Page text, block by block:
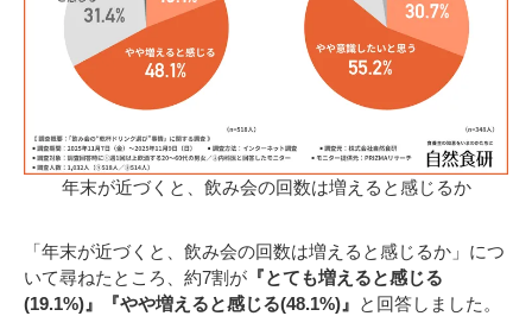
年末が近づくと、飲み会の回数は増えると感じるか
「年末が近づくと、飲み会の回数は増えると感じるか」につ
いて尋ねたところ、約7割が 『とても増えると感じる
(19.1%)』『やや増えると感じる(48.1%)』 と回答しました。